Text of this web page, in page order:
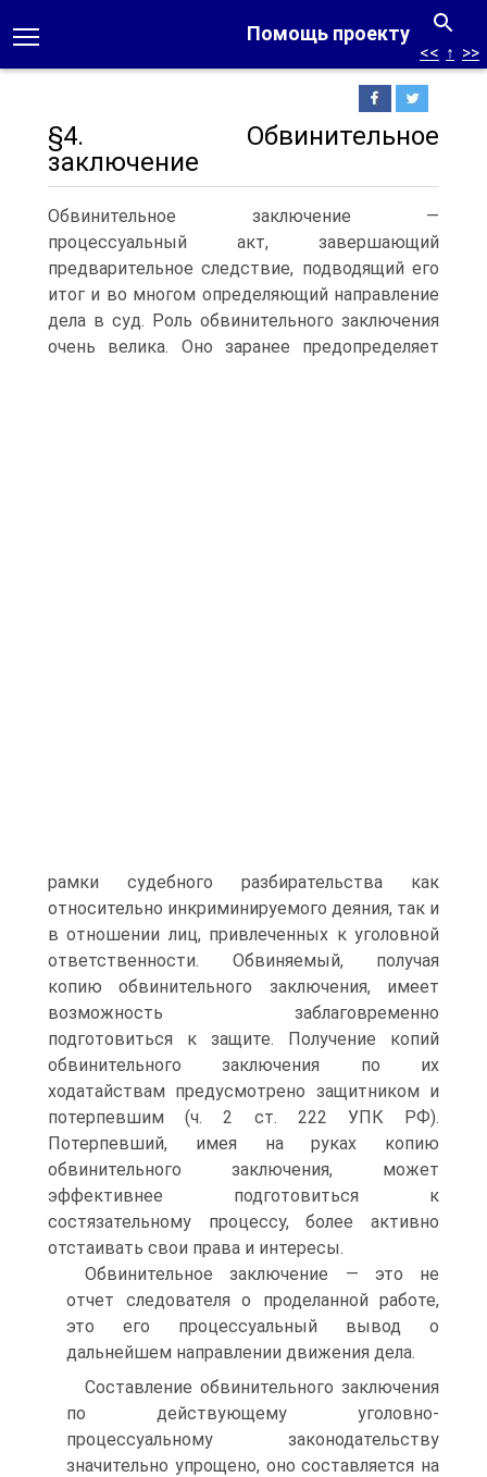
Помощь проекту
<< ↑ >>
§4. Обвинительное
заключение
Обвинительное заключение —
процессуальный акт, завершающий
предварительное следствие, подводящий его
итог и во многом определяющий направление
дела в суд. Роль обвинительного заключения
очень велика. Оно заранее предопределяет
рамки судебного разбирательства как
относительно инкриминируемого деяния, так и
в отношении лиц, привлеченных к уголовной
ответственности. Обвиняемый, получая
копию обвинительного заключения, имеет
возможность заблаговременно
подготовиться к защите. Получение копий
обвинительного заключения по их
ходатайствам предусмотрено защитником и
потерпевшим (ч. 2 ст. 222 УПК РФ).
Потерпевший, имея на руках копию
обвинительного заключения, может
эффективнее подготовиться к
состязательному процессу, более активно
отстаивать свои права и интересы.
Обвинительное заключение — это не
отчет следователя о проделанной работе,
это его процессуальный вывод о
дальнейшем направлении движения дела.
Составление обвинительного заключения
по действующему уголовно-
процессуальному законодательству
значительно упрощено, оно составляется на